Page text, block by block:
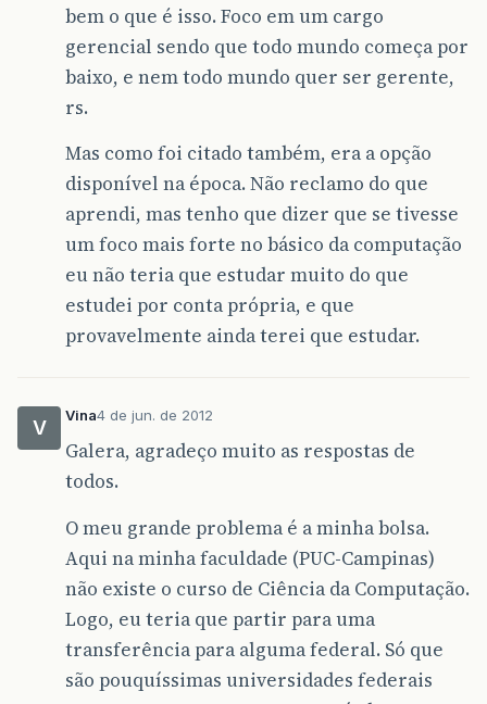
bem o que é isso. Foco em um cargo
gerencial sendo que todo mundo começa por
baixo, e nem todo mundo quer ser gerente,
rs.
Mas como foi citado também, era a opção
disponível na época. Não reclamo do que
aprendi, mas tenho que dizer que se tivesse
um foco mais forte no básico da computação
eu não teria que estudar muito do que
estudei por conta própria, e que
provavelmente ainda terei que estudar.
V
Vina4 de jun. de 2012
Galera, agradeço muito as respostas de
todos.
O meu grande problema é a minha bolsa.
Aqui na minha faculdade (PUC-Campinas)
não existe o curso de Ciência da Computação.
Logo, eu teria que partir para uma
transferência para alguma federal. Só que
são pouquíssimas universidades federais